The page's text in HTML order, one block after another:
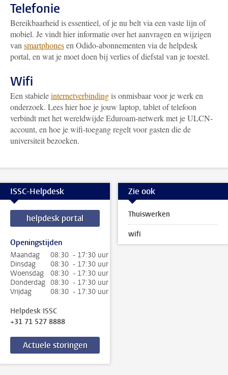
Telefonie
Bereikbaarheid is essentieel, of je nu belt via een vaste lijn of
mobiel. Je vindt hier informatie over het aanvragen en wijzigen
van smartphonesen Odido-abonnementen via de helpdesk
portal, en wat je moet doen bij verlies of diefstal van je toestel.
Wifi
Een stabieleinternetverbindingis onmisbaar voor je werk en
onderzoek. Lees hier hoe je jouw laptop, tablet of telefoon
verbindt met het wereldwijde Eduroam-netwerk met je ULCN-
account, en hoe je wifi-toegang regelt voor gasten die de
universiteit bezoeken.
ISSC-Helpdesk
helpdesk portal
Openingstijden
Maandag
08:30 - 17:30 uur
Dinsdag
08:30 - 17:30 uur
Woensdag
08:30 - 17:30 uur
Donderdag 08:30 - 17:30 uur
Vrijdag
08:30 - 17:30 uur
Helpdesk ISSC
+31 71 527 8888
Actuele storingen
Zie ook
Thuiswerken
wifi